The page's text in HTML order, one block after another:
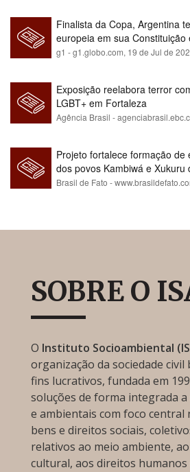
Finalista da Copa, Argentina
europeia em sua
para maioria branca
g1 - g1.globo.com, 19 de Jul de
Exposição reelabora terror
LGBT+ em Fortaleza
Agência Brasil -
Projeto fortalece formação
dos povos Kambiwá e Xukuru
Brasil de Fato -
SOBRE O
O Instituto Socioambiental
organização da sociedade civil
fins lucrativos, fundada em
soluções de forma integrada
e ambientais com foco central
bens e direitos sociais,
relativos ao meio ambiente,
cultural, aos direitos humanos